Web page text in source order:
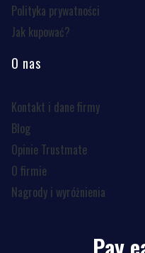
Polityka prywatności
Jak kupować?
O nas
Kontakt i dane firmy
Blog
Opinie Trustmate
O firmie
Nagrody i wyróżnienia